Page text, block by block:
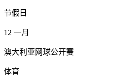
节假日
12 一月
澳大利亚网球公开赛
体育